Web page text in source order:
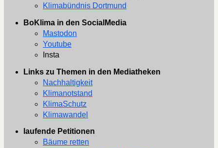
Klimabündnis Dortmund
BoKlima in den SocialMedia
Mastodon
Youtube
Insta
Links zu Themen in den Mediatheken
Nachhaltigkeit
Klimanotstand
KlimaSchutz
Klimawandel
laufende Petitionen
Bäume retten